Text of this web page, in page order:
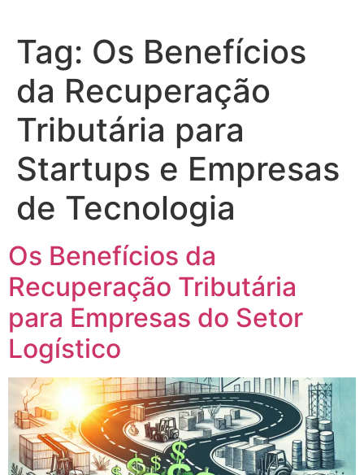
Tag: Os Benefícios
da Recuperação
Tributária para
Startups e Empresas
de Tecnologia
Os Benefícios da
Recuperação Tributária
para Empresas do Setor
Logístico